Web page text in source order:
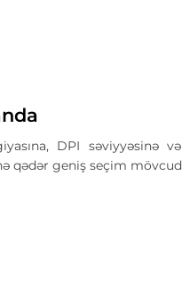
DPI səviyyəsinə
qədər geniş seçim